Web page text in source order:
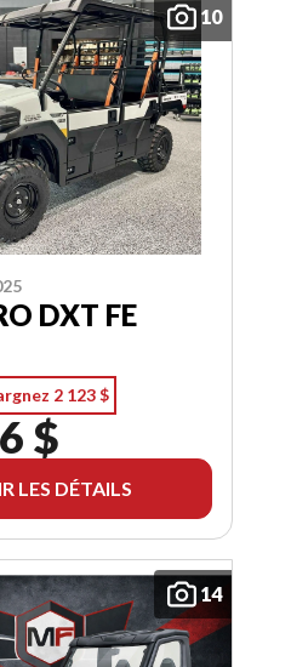
10
DXT FE
2 123 $
$
LES DÉTAILS
14